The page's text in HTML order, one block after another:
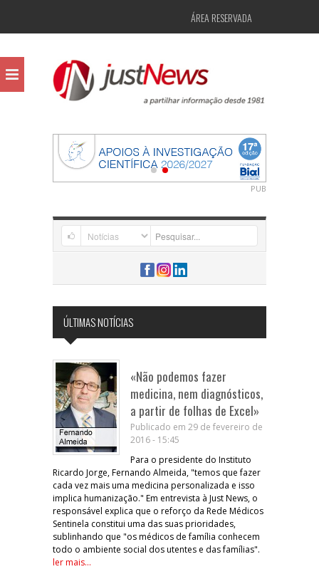
ÁREA RESERVADA
PUB
ÚLTIMAS NOTÍCIAS
«Não podemos fazer
medicina, nem diagnósticos,
a partir de folhas de Excel»
Publicado em 29 de fevereiro de
2016 - 15:45
Para o presidente do Instituto
Ricardo Jorge, Fernando Almeida, "temos que fazer
cada vez mais uma medicina personalizada e isso
implica humanização." Em entrevista à Just News, o
responsável explica que o reforço da Rede Médicos
Sentinela constitui uma das suas prioridades,
sublinhando que "os médicos de família conhecem
todo o ambiente social dos utentes e das famílias".
ler mais...